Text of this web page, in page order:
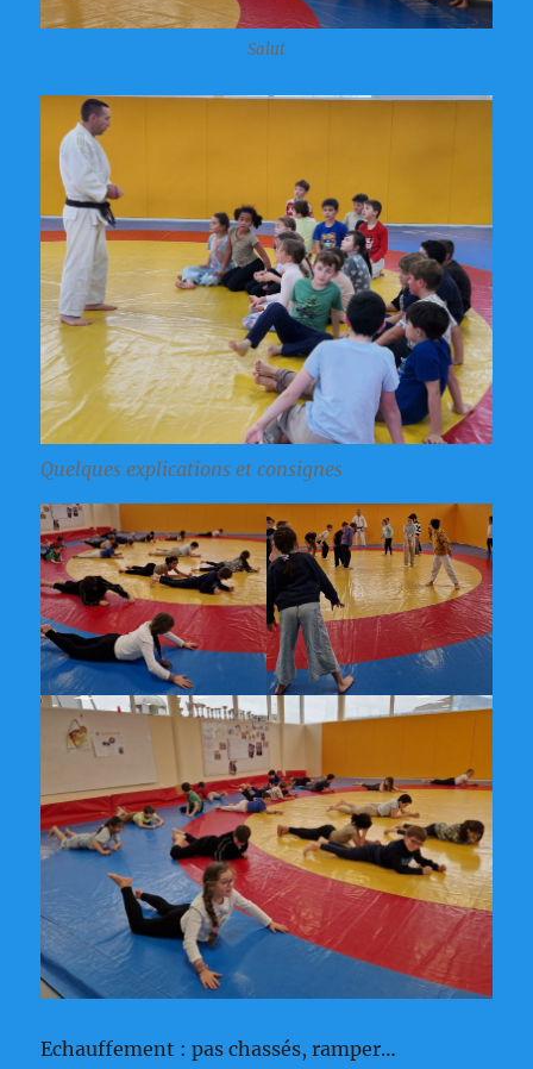
Salut
Quelques explications et consignes
Echauffement : pas chassés, ramper…